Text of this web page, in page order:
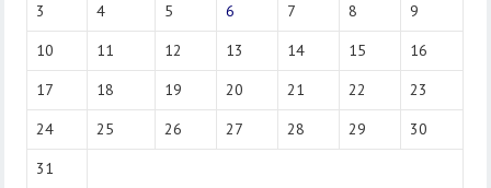
3
4 5 6 7 8
9
10
11 12 13 14 15
16
17
18 19 20 21 22
23
24
25 26 27 28 29
30
31